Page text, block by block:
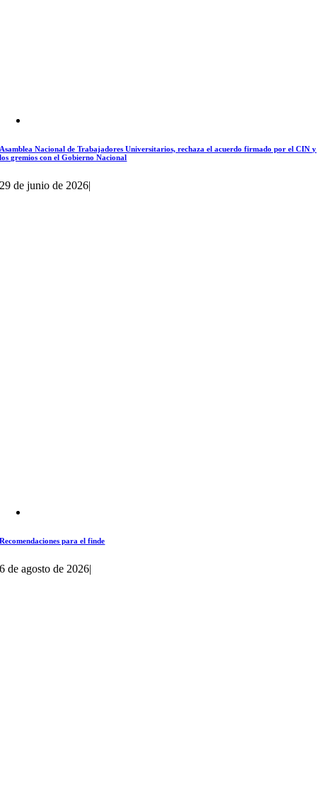
Asamblea Nacional de Trabajadores Universitarios, rechaza el acuerdo firmado por el CIN y
los gremios con el Gobierno Nacional
29 de junio de 2026|
Recomendaciones para el finde
6 de agosto de 2026|